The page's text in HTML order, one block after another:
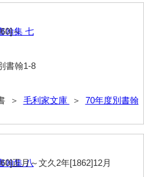
翰集 七
書翰1-8
＞ 毛利家文庫 ＞ 70年度別書翰
～
翰集 八
正月～文久2年[1862]12月